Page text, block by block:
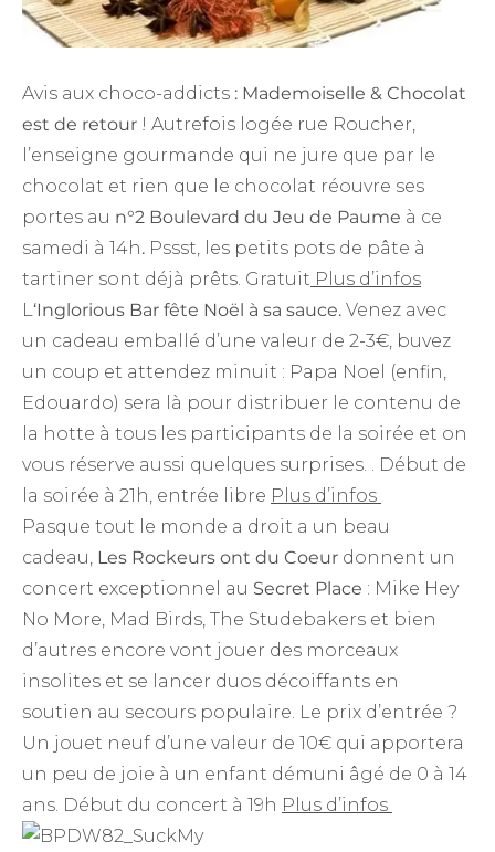
Avis aux choco-addicts : Mademoiselle & Chocolat
est de retour ! Autrefois logée rue Roucher,
l’enseigne gourmande qui ne jure que par le
chocolat et rien que le chocolat réouvre ses
portes au n°2 Boulevard du Jeu de Paume à ce
samedi à 14h. Pssst, les petits pots de pâte à
tartiner sont déjà prêts. Gratuit Plus d’infos
L‘Inglorious Bar fête Noël à sa sauce. Venez avec
un cadeau emballé d’une valeur de 2-3€, buvez
un coup et attendez minuit : Papa Noel (enfin,
Edouardo) sera là pour distribuer le contenu de
la hotte à tous les participants de la soirée et on
vous réserve aussi quelques surprises. . Début de
la soirée à 21h, entrée libre Plus d’infos
Pasque tout le monde a droit a un beau
cadeau, Les Rockeurs ont du Coeur donnent un
concert exceptionnel au Secret Place : Mike Hey
No More, Mad Birds, The Studebakers et bien
d’autres encore vont jouer des morceaux
insolites et se lancer duos décoiffants en
soutien au secours populaire. Le prix d’entrée ?
Un jouet neuf d’une valeur de 10€ qui apportera
un peu de joie à un enfant démuni âgé de 0 à 14
ans. Début du concert à 19h Plus d’infos